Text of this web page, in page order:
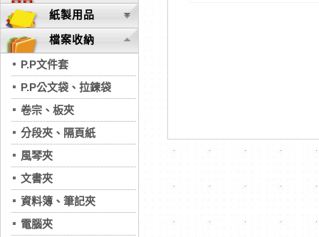
紙製用品
檔案收納
P.P文件套
P.P公文袋、拉鍊袋
卷宗、板夾
分段夾、隔頁紙
風琴夾
文書夾
資料簿、筆記夾
電腦夾